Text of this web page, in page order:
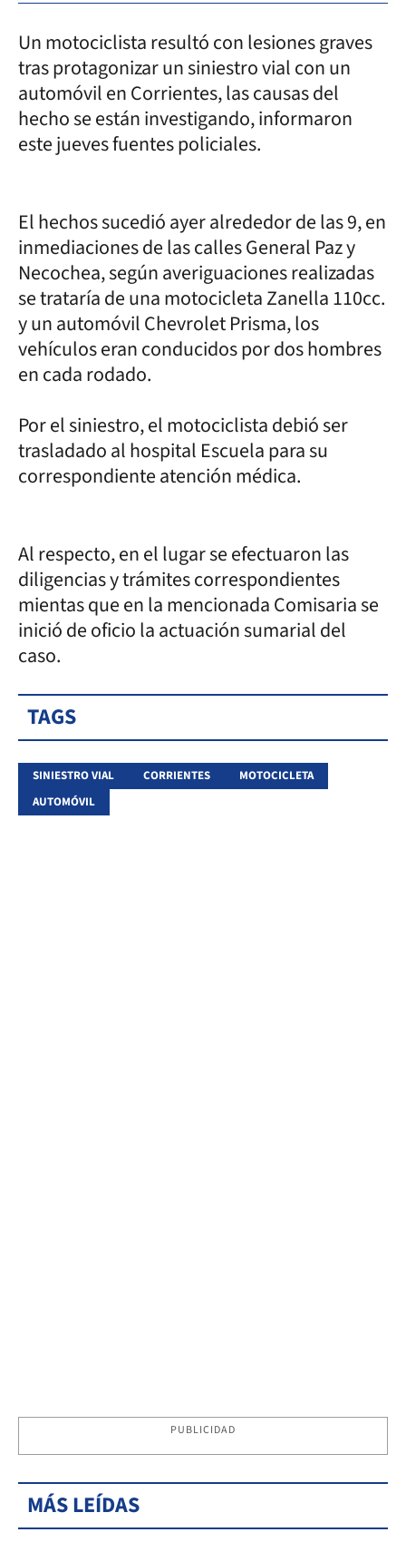
Un motociclista resultó con lesiones graves
tras protagonizar un siniestro vial con un
automóvil en Corrientes, las causas del
hecho se están investigando, informaron
este jueves fuentes policiales.
El hechos sucedió ayer alrededor de las 9, en
inmediaciones de las calles General Paz y
Necochea, según averiguaciones realizadas
se trataría de una motocicleta Zanella 110cc.
y un automóvil Chevrolet Prisma, los
vehículos eran conducidos por dos hombres
en cada rodado.
Por el siniestro, el motociclista debió ser
trasladado al hospital Escuela para su
correspondiente atención médica.
Al respecto, en el lugar se efectuaron las
diligencias y trámites correspondientes
mientas que en la mencionada Comisaria se
inició de oficio la actuación sumarial del
caso.
TAGS
SINIESTRO VIAL CORRIENTES
MOTOCICLETA
AUTOMÓVIL
PUBLICIDAD
MÁS LEÍDAS